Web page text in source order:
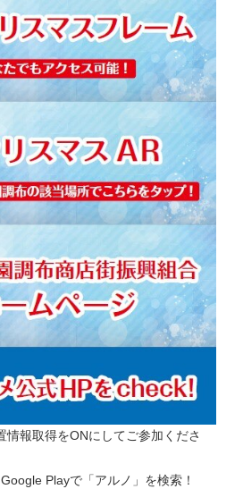
報取得をONにしてご参加くださ
Playで「アルノ」を検索！